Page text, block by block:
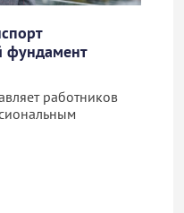
фундамент
работников